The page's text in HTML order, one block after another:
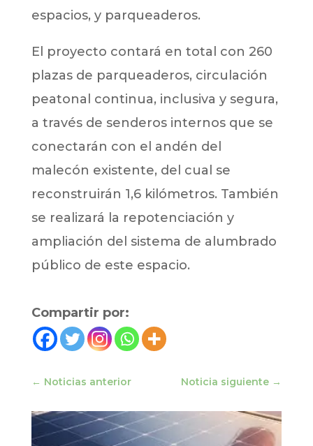
espacios, y parqueaderos.
El proyecto contará en total con 260
plazas de parqueaderos, circulación
peatonal continua, inclusiva y segura,
a través de senderos internos que se
conectarán con el andén del
malecón existente, del cual se
reconstruirán 1,6 kilómetros. También
se realizará la repotenciación y
ampliación del sistema de alumbrado
público de este espacio.
Compartir por:
← Noticias anterior Noticia siguiente →